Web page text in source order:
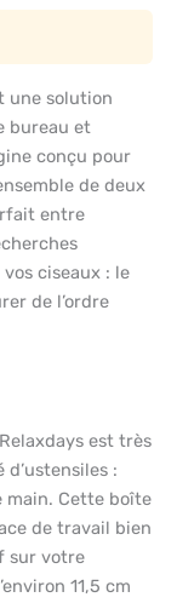
une solution
bureau et
conçu pour
de deux
entre
ciseaux : le
de l’ordre
est très
:
main. Cette boîte
de travail bien
sur votre
11,5 cm